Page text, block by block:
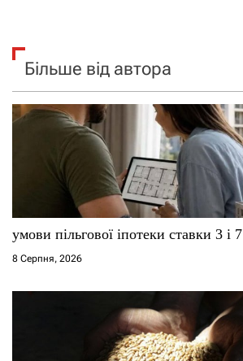
Більше від автора
умови пільгової іпотеки ставки 3 і 7
8 Серпня, 2026